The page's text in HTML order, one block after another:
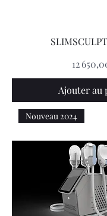
Prix
12
Ajouter au
Nouveau 2024